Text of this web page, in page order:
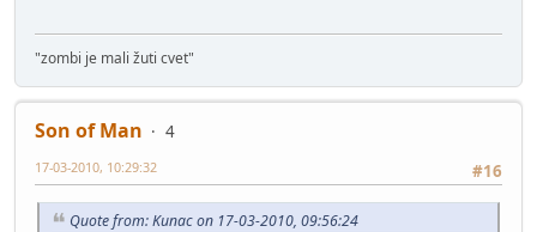
"zombi je mali žuti cvet"
Son of Man
4
#16
17-03-2010, 10:29:32
Quote from: Kunac on 17-03-2010, 09:56:24